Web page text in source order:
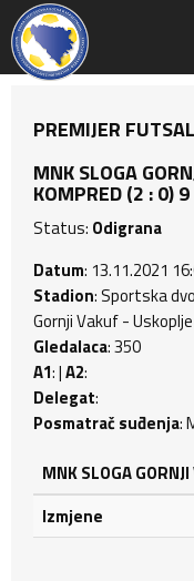
PREMIJER
MNK SLOGA
KOMPRED (2 : 0)
Status: Odigrana
Datum: 13.11.2021
Stadion: Sportska
Gornji Vakuf - Uskoplje
Gledalaca: 350
A1: |A2:
Delegat:
Posmatrač suđenja:
MNK SLOGA
Izmjene